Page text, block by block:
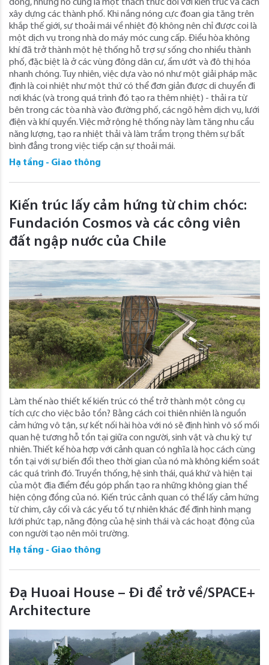
đồng, nhưng nó cũng là một thách thức đối với kiến ​​trúc và cách
xây dựng các thành phố. Khi nắng nóng cực đoan gia tăng trên
khắp thế giới, sự thoải mái về nhiệt độ không nên chỉ được coi là
một dịch vụ trong nhà do máy móc cung cấp. Điều hòa không
khí đã trở thành một hệ thống hỗ trợ sự sống cho nhiều thành
phố, đặc biệt là ở các vùng đông dân cư, ẩm ướt và đô thị hóa
nhanh chóng. Tuy nhiên, việc dựa vào nó như một giải pháp mặc
định là coi nhiệt như một thứ có thể đơn giản được di chuyển đi
nơi khác (và trong quá trình đó tạo ra thêm nhiệt) - thải ra từ
bên trong các tòa nhà vào đường phố, các ngõ hẻm dịch vụ, lưới
điện và khí quyển. Việc mở rộng hệ thống này làm tăng nhu cầu
năng lượng, tạo ra nhiệt thải và làm trầm trọng thêm sự bất
bình đẳng trong việc tiếp cận sự thoải mái.
Hạ tầng - Giao thông
Kiến trúc lấy cảm hứng từ chim chóc:
Fundación Cosmos và các công viên
đất ngập nước của Chile
Làm thế nào thiết kế kiến ​​trúc có thể trở thành một công cụ
tích cực cho việc bảo tồn? Bằng cách coi thiên nhiên là nguồn
cảm hứng vô tận, sự kết nối hài hòa với nó sẽ định hình vô số mối
quan hệ tương hỗ tồn tại giữa con người, sinh vật và chu kỳ tự
nhiên. Thiết kế hòa hợp với cảnh quan có nghĩa là học cách cùng
tồn tại với sự biến đổi theo thời gian của nó mà không kiểm soát
các quá trình đó. Truyền thống, hệ sinh thái, quá khứ và hiện tại
của một địa điểm đều góp phần tạo ra những không gian thể
hiện cộng đồng của nó. Kiến trúc cảnh quan có thể lấy cảm hứng
từ chim, cây cối và các yếu tố tự nhiên khác để định hình mạng
lưới phức tạp, năng động của hệ sinh thái và các hoạt động của
con người tạo nên môi trường.
Hạ tầng - Giao thông
Đạ Huoai House – Đi để trở về/SPACE+
Architecture